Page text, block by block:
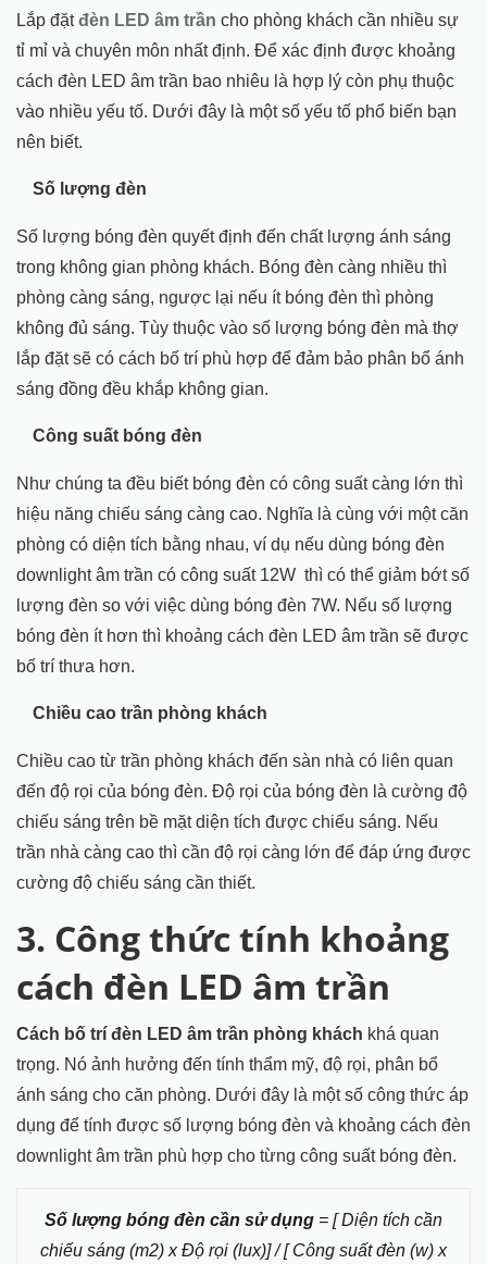
Lắp đặtđèn LED âm trần cho phòng khách cần nhiều sự
tỉ mỉ và chuyên môn nhất định. Để xác định được khoảng
cách đèn LED âm trần bao nhiêu là hợp lý còn phụ thuộc
vào nhiều yếu tố. Dưới đây là một số yếu tố phổ biến bạn
nên biết.
Số lượng đèn
Số lượng bóng đèn quyết định đến chất lượng ánh sáng
trong không gian phòng khách. Bóng đèn càng nhiều thì
phòng càng sáng, ngược lại nếu ít bóng đèn thì phòng
không đủ sáng. Tùy thuộc vào số lượng bóng đèn mà thợ
lắp đặt sẽ có cách bố trí phù hợp để đảm bảo phân bổ ánh
sáng đồng đều khắp không gian.
Công suất bóng đèn
Như chúng ta đều biết bóng đèn có công suất càng lớn thì
hiệu năng chiếu sáng càng cao. Nghĩa là cùng với một căn
phòng có diện tích bằng nhau, ví dụ nếu dùng bóng đèn
downlight âm trần có công suất 12W thì có thể giảm bớt số
lượng đèn so với việc dùng bóng đèn 7W. Nếu số lượng
bóng đèn ít hơn thì khoảng cách đèn LED âm trần sẽ được
bố trí thưa hơn.
Chiều cao trần phòng khách
Chiều cao từ trần phòng khách đến sàn nhà có liên quan
đến độ rọi của bóng đèn. Độ rọi của bóng đèn là cường độ
chiếu sáng trên bề mặt diện tích được chiếu sáng. Nếu
trần nhà càng cao thì cần độ rọi càng lớn để đáp ứng được
cường độ chiếu sáng cần thiết.
3. Công thức tính khoảng
cách đèn LED âm trần
Cách bố trí đèn LED âm trần phòng khách khá quan
trọng. Nó ảnh hưởng đến tính thẩm mỹ, độ rọi, phân bổ
ánh sáng cho căn phòng. Dưới đây là một số công thức áp
dụng để tính được số lượng bóng đèn và khoảng cách đèn
downlight âm trần phù hợp cho từng công suất bóng đèn.
Số lượng bóng đèn cần sử dụng = [ Diện tích cần
chiếu sáng (m2) x Độ rọi (lux)] / [ Công suất đèn (w) x